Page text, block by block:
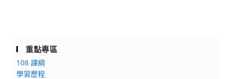
重點專區
108 課綱
學習歷程